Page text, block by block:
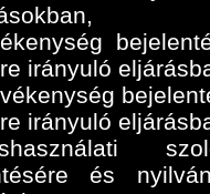
irányuló
irányuló
és